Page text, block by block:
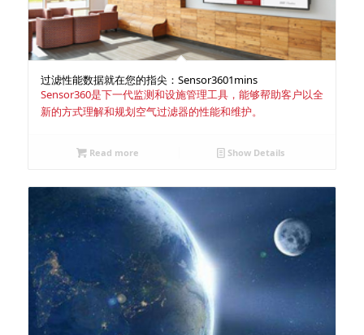
过滤性能数据就在您的指尖：Sensor3601mins
Sensor360是下一代监测和设施管理工具，能够帮助客户以全
新的方式理解和规划空气过滤器的性能和维护。
Read more Show Details